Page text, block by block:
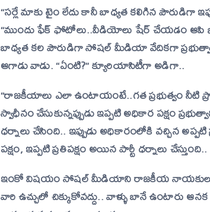
“సర్లే మాకు టైం లేదు కానీ బాధ్యత కలిగిన పౌరుడిగా
“ముందు ఫేక్ ఫోటోలు..వీడియోలు షేర్ చేయడం ఆపి
బాధ్యత కల పౌరుడిగా సోషల్ మీడియా వేదికగా
ఆగాడు వాడు.“ఏంటి?” క్యూరియాసిటీగా అడిగా..
“రాజకీయాలు ఎలా ఉంటాయంటే..గత ప్రభుత్వం నీటి
స్వాధీనం చేసుకున్నప్పుడు ఇప్పటి అధికార పక్షం
ధర్నాలు చేసింది.. ఇప్పుడు అధికారంలోకి వచ్చిన
పక్షం, ఇప్పటి ప్రతిపక్షం అయిన పార్టీ ధర్నాలు చేస్తుంది..
ఇంకో విషయంసోషల్ మీడియాని రాజకీయ నాయకులు
వారి ఉచ్చులో చిక్కుకోవద్దు.. వాళ్ళు బానే ఉంటారు